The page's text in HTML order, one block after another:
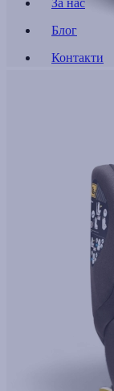
За нас
Блог
Контакти